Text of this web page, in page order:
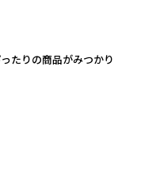
たりの商品がみつかり